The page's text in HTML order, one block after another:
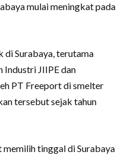
mulai meningkat pada
di Surabaya, terutama
Industri JIIPE dan
PT Freeport di smelter
tersebut sejak tahun
tinggal di Surabaya